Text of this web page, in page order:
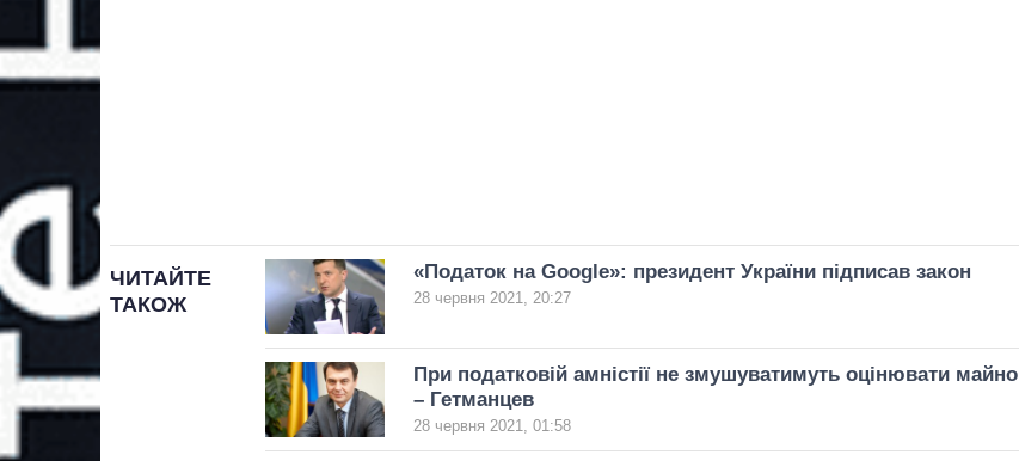
ЧИТАЙТЕ
ТАКОЖ
«Податок на Google»: президент України підписав закон
28 червня 2021, 20:27
При податковій амністії не змушуватимуть оцінювати майно
– Гетманцев
28 червня 2021, 01:58